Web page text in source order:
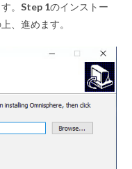
。Step 1のインストー
、進めます。